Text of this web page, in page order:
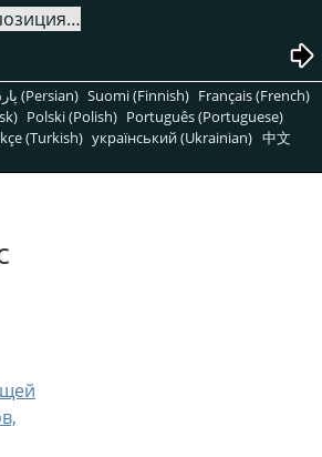
پارسی (Persian) Suomi (Finnish) Français (French)
Polski (Polish) Português (Portuguese)
(Turkish) український (Ukrainian) 中文